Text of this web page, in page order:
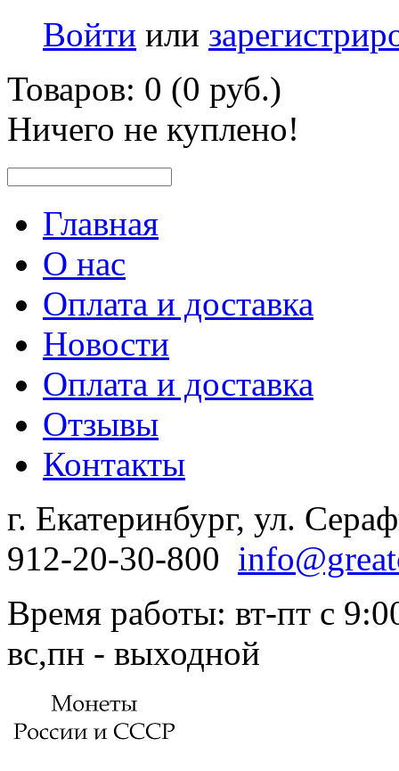
Войти или
Товаров: 0 (0 руб.)
Ничего не куплено!
Главная
О нас
Оплата и доставка
Новости
Оплата и доставка
Отзывы
Контакты
г. Екатеринбург, ул.
912-20-30-800
Время работы: вт-пт с
вс,пн - выходной